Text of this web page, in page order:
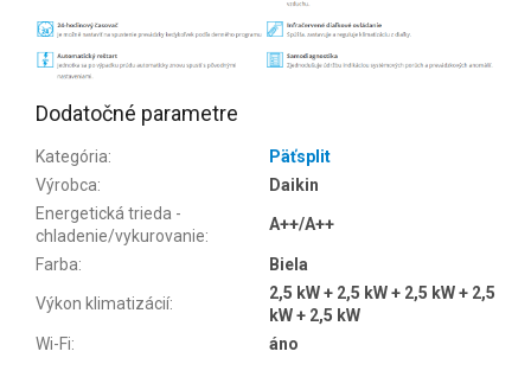
Dodatočné parametre
Kategória:
Päťsplit
Výrobca:
Daikin
Energetická trieda -
chladenie/vykurovanie:
A++/A++
Farba: Biela
Výkon klimatizácií:
2,5 kW + 2,5 kW + 2,5 kW + 2,5
kW + 2,5 kW
Wi-Fi: áno